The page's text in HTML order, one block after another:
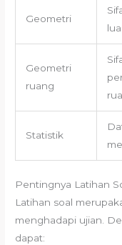
Geometri
Geometri
ruang
Statistik
Pentingnya Latihan
Latihan soal
menghadapi ujian.
dapat: